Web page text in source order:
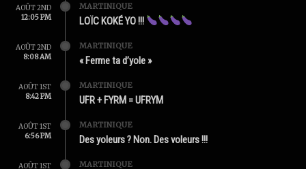
AOÛT 2ND
12:05 PM
MARTINIQUE
LOÏC KOKÉ YO !!!
AOÛT 2ND
8:08 AM
MARTINIQUE
« Ferme ta d’yole »
AOÛT 1ST
8:42 PM
MARTINIQUE
UFR + FYRM = UFRYM
AOÛT 1ST
6:56 PM
MARTINIQUE
Des yoleurs ? Non. Des voleurs !!!
AOÛT 1ST MARTINIQUE